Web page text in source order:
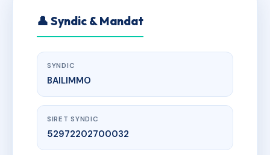
👤 Syndic & Mandat
SYNDIC
BAILIMMO
SIRET SYNDIC
52972202700032